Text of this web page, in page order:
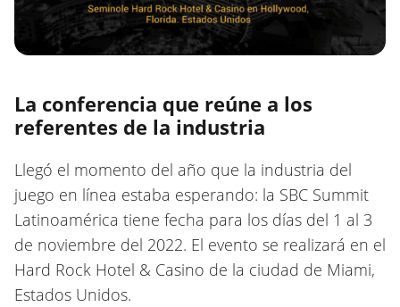
La conferencia que reúne a los
referentes de la industria
Llegó el momento del año que la industria del
juego en línea estaba esperando: la SBC Summit
Latinoamérica tiene fecha para los días del 1 al 3
de noviembre del 2022. El evento se realizará en el
Hard Rock Hotel & Casino de la ciudad de Miami,
Estados Unidos.